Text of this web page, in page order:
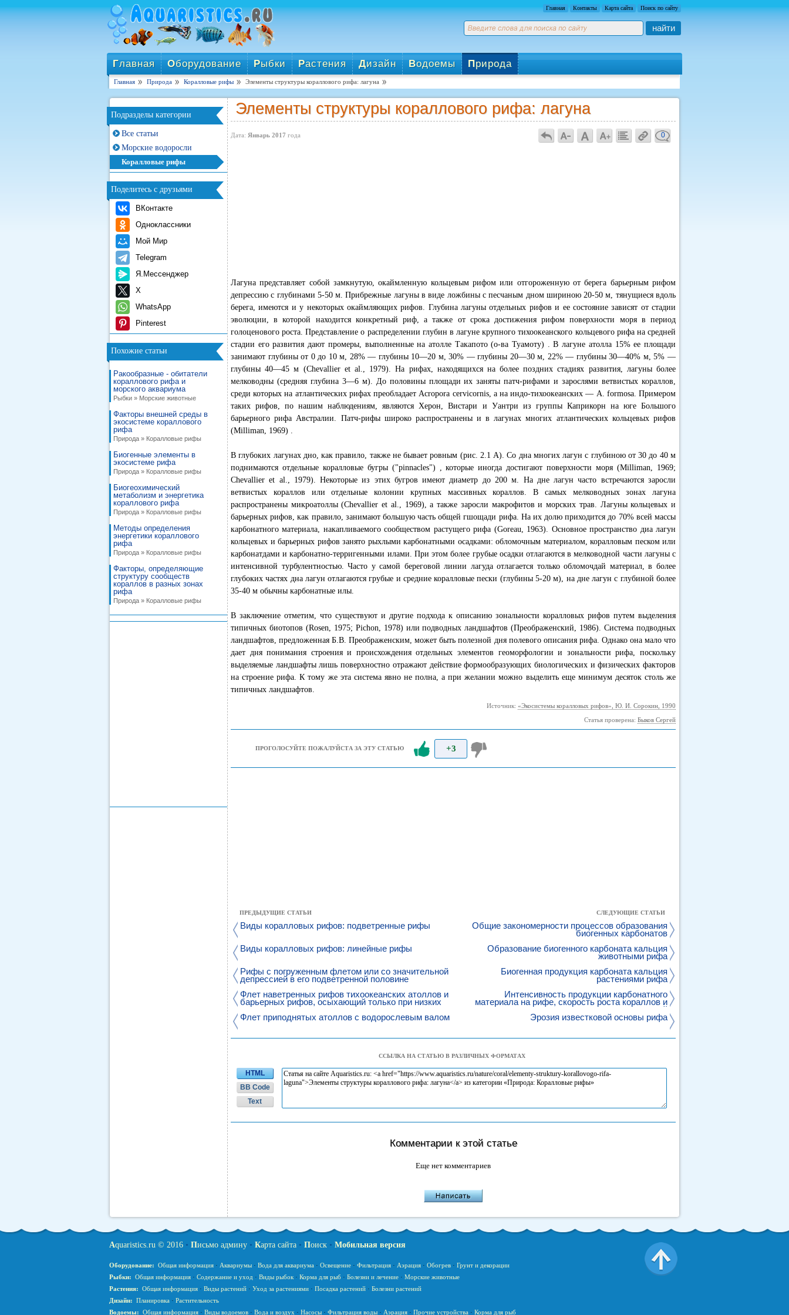
Главная Контакты Карта сайта Поиск по сайту
найти
Главная Оборудование Рыбки Растения Дизайн Водоемы Природа
Главная Природа Коралловые рифы Элементы структуры кораллового рифа: лагуна
Подразделы категории
Все статьи
Морские водоросли
Коралловые рифы
Поделитесь с друзьями
ВКонтакте
Одноклассники
Мой Мир
Telegram
Я.Мессенджер
X
WhatsApp
Pinterest
Похожие статьи
Ракообразные - обитатели
кораллового рифа и
морского аквариума
Рыбки » Морские животные
Факторы внешней среды в
экосистеме кораллового
рифа
Природа » Коралловые рифы
Биогенные элементы в
экосистеме рифа
Природа » Коралловые рифы
Биогеохимический
метаболизм и энергетика
кораллового рифа
Природа » Коралловые рифы
Методы определения
энергетики кораллового
рифа
Природа » Коралловые рифы
Факторы, определяющие
структуру сообществ
кораллов в разных зонах
рифа
Природа » Коралловые рифы
Элементы структуры кораллового рифа: лагуна
Дата: Январь 2017 года 0
Лагуна представляет собой замкнутую, окаймленную кольцевым рифом или отгороженную от берега барьерным рифом
депрессию с глубинами 5-50 м. Прибрежные лагуны в виде ложбины с песчаным дном шириною 20-50 м, тянущиеся вдоль
берега, имеются и у некоторых окаймляющих рифов. Глубина лагуны отдельных рифов и ее состояние зависят от стадии
эволюции, в которой находится конкретный риф, а также от срока достижения рифом поверхности моря в период
голоценового роста. Представление о распределении глубин в лагуне крупного тихоокеанского кольцевого рифа на средней
стадии его развития дают промеры, выполненные на атолле Такапото (о-ва Туамоту) . В лагуне атолла 15% ее площади
занимают глубины от 0 до 10 м, 28% — глубины 10—20 м, 30% — глубины 20—30 м, 22% — глубины 30—40% м, 5% —
глубины 40—45 м (Chevallier et al., 1979). На рифах, находящихся на более поздних стадиях развития, лагуны более
мелководны (средняя глубина 3—6 м). До половины площади их заняты патч-рифами и зарослями ветвистых кораллов,
среди которых на атлантических рифах преобладает Acropora cervicornis, а на индо-тихоокеанских — А. formosa. Примером
таких рифов, по нашим наблюдениям, являются Херон, Вистари и Уантри из группы Каприкорн на юге Большого
барьерного рифа Австралии. Патч-рифы широко распространены и в лагунах многих атлантических кольцевых рифов
(Milliman, 1969) .
В глубоких лагунах дно, как правило, также не бывает ровным (рис. 2.1 А). Со дна многих лагун с глубиною от 30 до 40 м
поднимаются отдельные коралловые бугры ("pinnacles") , которые иногда достигают поверхности моря (Milliman, 1969;
Chevallier et al., 1979). Некоторые из этих бугров имеют диаметр до 200 м. На дне лагун часто встречаются заросли
ветвистых кораллов или отдельные колонии крупных массивных кораллов. В самых мелководных зонах лагуна
распространены микроатоллы (Chevallier et al., 1969), а также заросли макрофитов и морских трав. Лагуны кольцевых и
барьерных рифов, как правило, занимают большую часть общей гшощади рифа. На их долю приходится до 70% всей массы
карбонатного материала, накапливаемого сообществом растущего рифа (Goreau, 1963). Основное пространство диа лагун
кольцевых и барьерных рифов занято рыхлыми карбонатными осадками: обломочным материалом, коралловым песком или
карбонатдами и карбонатно-терригенными илами. При этом более грубые осадки отлагаются в мелководной части лагуны с
интенсивной турбулентностью. Часто у самой береговой линии лагуда отлагается только обломочдай материал, в более
глубоких частях дна лагун отлагаются грубые и средние коралловые пески (глубины 5-20 м), на дне лагун с глубиной более
35-40 м обычны карбонатные илы.
В заключение отметим, что существуют и другие подхода к описанию зональности коралловых рифов путем выделения
типичных биотопов (Rosen, 1975; Pichon, 1978) или подводных ландшафтов (Преображенский, 1986). Система подводных
ландшафтов, предложенная Б.В. Преображенским, может быть полезной дня полевого описания рифа. Однако она мало что
дает дня понимания строения и происхождения отдельных элементов геоморфологии и зональности рифа, поскольку
выделяемые ландшафты лишь поверхностно отражают действие формообразующих биологических и физических факторов
на строение рифа. К тому же эта система явно не полна, а при желании можно выделить еще минимум десяток столь же
типичных ландшафтов.
Источник: «Экосистемы коралловых рифов», Ю. И. Сорокин, 1990
Статья проверена: Быков Сергей
ПРОГОЛОСУЙТЕ ПОЖАЛУЙСТА ЗА ЭТУ СТАТЬЮ +3
ПРЕДЫДУЩИЕ СТАТЬИ
Виды коралловых рифов: подветренные рифы
Виды коралловых рифов: линейные рифы
Рифы с погруженным флетом или со значительной
депрессией в его подветренной половине
Флет наветренных рифов тихоокеанских атоллов и
барьерных рифов, осыхающий только при низких
отливах
Флет приподнятых атоллов с водорослевым валом
СЛЕДУЮЩИЕ СТАТЬИ
Общие закономерности процессов образования
биогенных карбонатов
Образование биогенного карбоната кальция
животными рифа
Биогенная продукция карбоната кальция
растениями рифа
Интенсивность продукции карбонатного
материала на рифе, скорость роста кораллов и
известковых водорослей
Эрозия известковой основы рифа
ССЫЛКА НА СТАТЬЮ В РАЗЛИЧНЫХ ФОРМАТАХ
HTML
BB Code
Text
Комментарии к этой статье
Еще нет комментариев
Aquaristics.ru © 2016• Письмо админу• Карта сайта• Поиск• Мобильная версия
Оборудование: Общая информация· Аквариумы· Вода для аквариума· Освещение· Фильтрация· Аэрация· Обогрев· Грунт и декорации
Рыбки: Общая информация· Содержание и уход · Виды рыбок· Корма для рыб· Болезни и лечение· Морские животные
Растения: Общая информация· Виды растений· Уход за растениями· Посадка растений· Болезни растений
Дизайн: Планировка· Растительность
Водоемы: Общая информация· Виды водоемов· Вода и воздух · Насосы· Фильтрация воды· Аэрация· Прочие устройства· Корма для рыб